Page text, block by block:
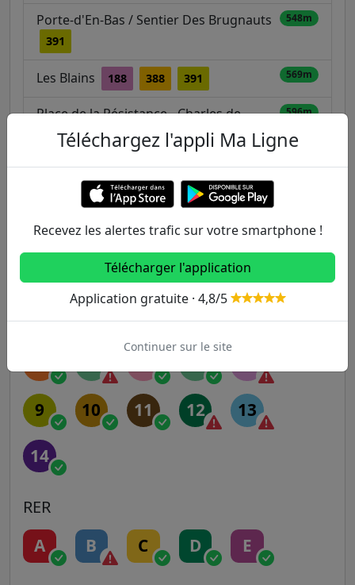
Porte-d'En-Bas / Sentier Des Brugnauts
391
548m
Les Blains 188 388 391 569m
Place de la Résistance - Charles de
Gaulle
197
596m
Cité Jardins 197 391 661m
Autres lignes
Metro
1 2 3 3B 4
9 10 11 12 13
14
RER
A B C D E
Téléchargez l'appli Ma Ligne
Recevez les alertes trafic sur votre smartphone !
Télécharger l'application
Application gratuite · 4,8/5
Continuer sur le site